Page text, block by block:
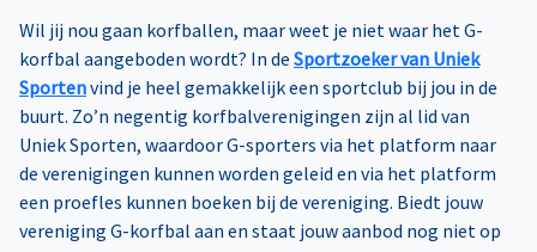
Wil jij nou gaan korfballen, maar weet je niet waar het G-
korfbal aangeboden wordt? In de Sportzoeker van Uniek
Sportenvind je heel gemakkelijk een sportclub bij jou in de
buurt. Zo’n negentig korfbalverenigingen zijn al lid van
Uniek Sporten, waardoor G-sporters via het platform naar
de verenigingen kunnen worden geleid en via het platform
een proefles kunnen boeken bij de vereniging. Biedt jouw
vereniging G-korfbal aan en staat jouw aanbod nog niet op